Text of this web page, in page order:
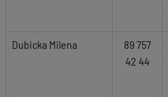
Dubicka Milena
89 757
42 44